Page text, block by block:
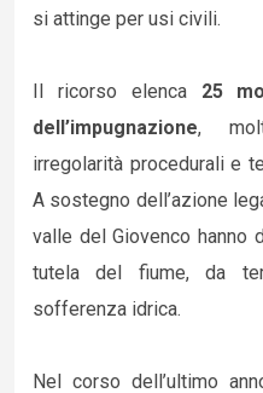
si attinge per usi civili.
Il ricorso elenca 25
dell’impugnazione,
irregolarità procedurali e
A sostegno dell’azione
valle del Giovenco hanno
tutela del fiume, da
sofferenza idrica.
Nel corso dell’ultimo